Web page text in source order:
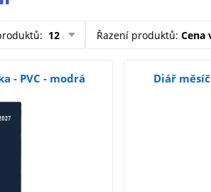
: 12 Řazení produktů: Cena
- PVC - modrá Diář